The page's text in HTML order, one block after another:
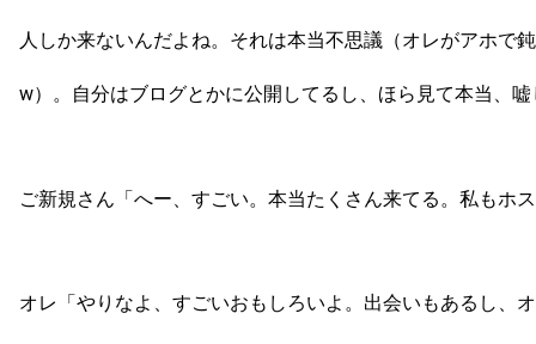
人しか来ないんだよね。それは本当不思議（オレがアホで
w）。自分はブログとかに公開してるし、ほら見て本当、
ご新規さん「へー、すごい。本当たくさん来てる。私もホ
オレ「やりなよ、すごいおもしろいよ。出会いもあるし、